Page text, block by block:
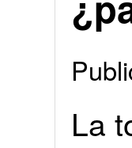
La